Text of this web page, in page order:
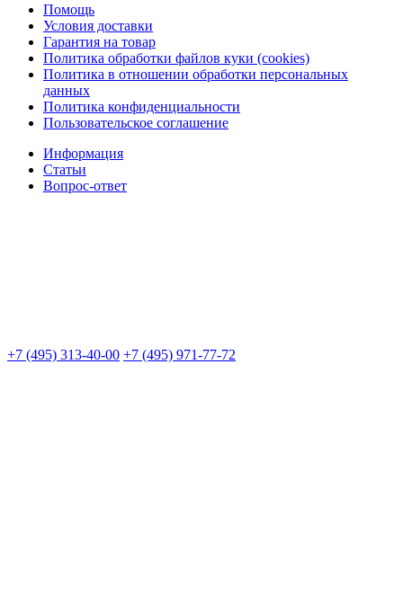
Помощь
Условия доставки
Гарантия на товар
Политика обработки файлов куки (cookies)
Политика в отношении обработки персональных
данных
Политика конфиденциальности
Пользовательское соглашение
Информация
Статьи
Вопрос-ответ
+7 (495) 313-40-00 +7 (495) 971-77-72